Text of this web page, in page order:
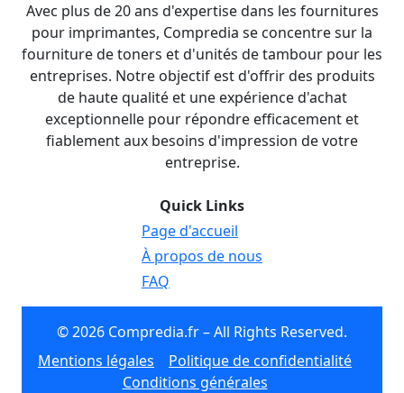
Avec plus de 20 ans d'expertise dans les fournitures
pour imprimantes, Compredia se concentre sur la
fourniture de toners et d'unités de tambour pour les
entreprises. Notre objectif est d'offrir des produits
de haute qualité et une expérience d'achat
exceptionnelle pour répondre efficacement et
fiablement aux besoins d'impression de votre
entreprise.
Quick Links
Page d'accueil
À propos de nous
FAQ
© 2026 Compredia.fr – All Rights Reserved.
Mentions légales
Politique de confidentialité
Conditions générales